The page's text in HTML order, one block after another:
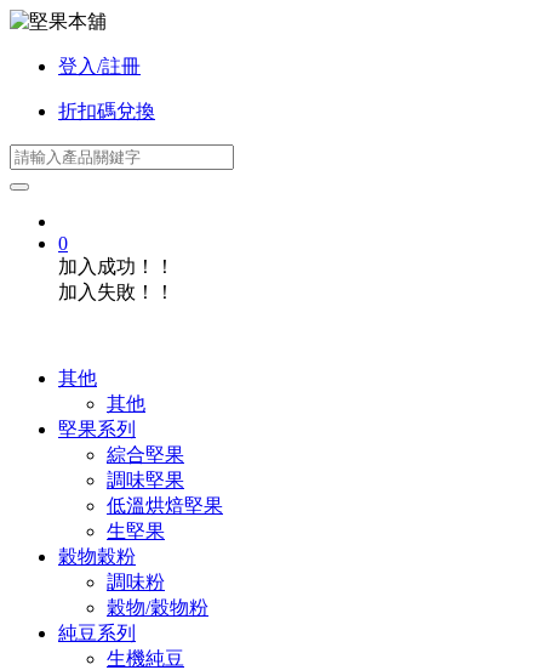
登入/註冊
折扣碼兌換
0
加入成功！！
加入失敗！！
其他
其他
堅果系列
綜合堅果
調味堅果
低溫烘焙堅果
生堅果
穀物穀粉
調味粉
穀物/穀物粉
純豆系列
生機純豆